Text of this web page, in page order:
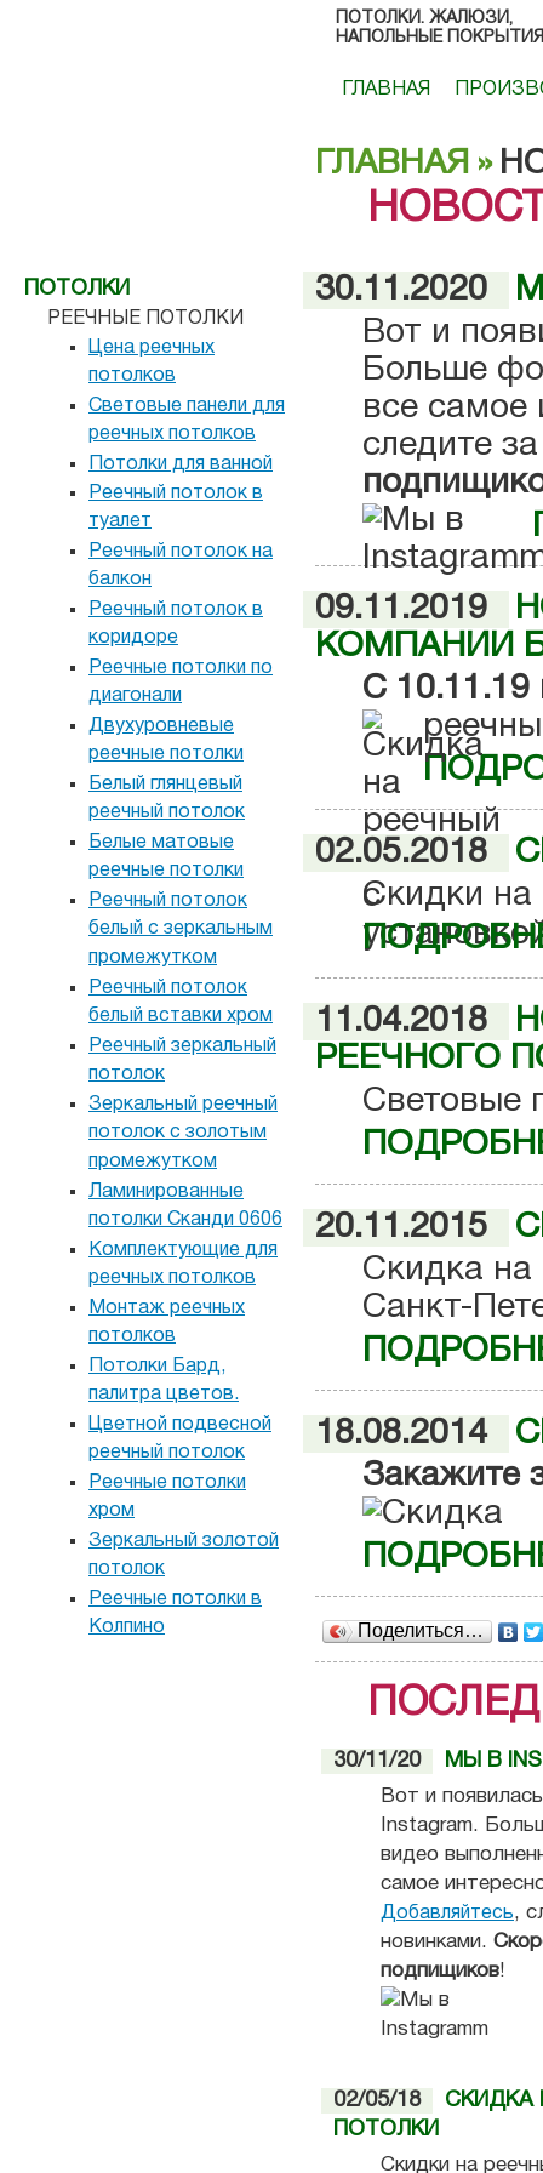
ПОТОЛКИ. ЖАЛЮЗИ,
НАПОЛЬНЫЕ ПОКРЫТИЯ
ГЛАВНАЯ
ПОТОЛКИ
РЕЕЧНЫЕ ПОТОЛКИ
Цена реечных
потолков
Световые панели для
реечных потолков
Потолки для ванной
Реечный потолок в
туалет
Реечный потолок на
балкон
Реечный потолок в
коридоре
Реечные потолки по
диагонали
Двухуровневые
реечные потолки
Белый глянцевый
реечный потолок
Белые матовые
реечные потолки
Реечный потолок
белый с зеркальным
промежутком
Реечный потолок
белый вставки хром
Реечный зеркальный
потолок
Зеркальный реечный
потолок с золотым
промежутком
Ламинированные
потолки Сканди 0606
Комплектующие для
реечных потолков
Монтаж реечных
потолков
Потолки Бард,
палитра цветов.
Цветной подвесной
реечный потолок
Реечные потолки
хром
Зеркальный золотой
потолок
Реечные потолки в
Колпино
ГЛАВНАЯ »
30.11.2020
Вот и
Больше
все самое
следите
09.11.2019
КОМПАНИИ
С
02.05.2018
Скидки на
11.04.2018
РЕЕЧНОГО
Световые
20.11.2015
Скидка на
Санкт-
18.08.2014
Закажите
Поделиться…
30/11/20 МЫ В
Вот и
Instagram.
видео
самое
Добавляйтесь,
новинками.
подпищиков!
02/05/18
СКИДКА
ПОТОЛКИ
Скидки на